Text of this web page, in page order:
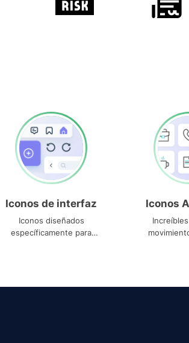
Iconos de interfaz
Iconos diseñados
específicamente para
Iconos